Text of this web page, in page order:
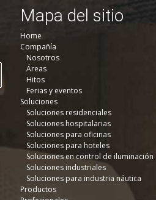
Mapa del sitio
Home
Compañía
Nosotros
Áreas
Hitos
Ferias y eventos
Soluciones
Soluciones residenciales
Soluciones hospitalarias
Soluciones para oficinas
Soluciones para hoteles
Soluciones en control de iluminación
Soluciones industriales
Soluciones para industria náutica
Productos